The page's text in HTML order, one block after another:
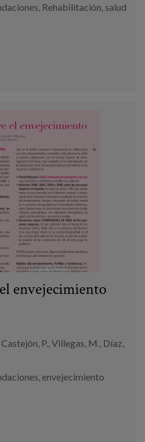
Rehabilitación salud
envejecimiento
P., Villegas, M., Díaz,
, envejecimiento